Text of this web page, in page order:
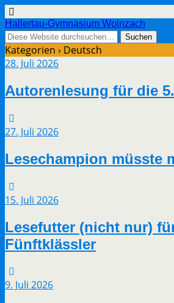
Hallertau-Gymnasium Wolnzach
Kategorien › Deutsch
28. Juli 2026
Autorenlesung für die
27. Juli 2026
Lesechampion müsste
15. Juli 2026
Lesefutter (nicht nur)
Fünftklässler
9. Juli 2026